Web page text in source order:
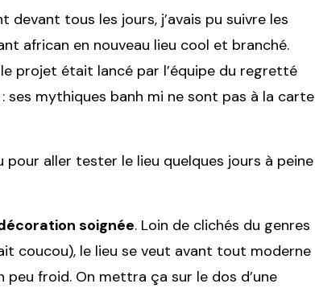
devant tous les jours, j’avais pu suivre les
african en nouveau lieu cool et branché.
projet était lancé par l’équipe du regretté
ses mythiques banh mi ne sont pas à la carte
pour aller tester le lieu quelques jours à peine
soignée. Loin de clichés du genres
coucou), le lieu se veut avant tout moderne
peu froid. On mettra ça sur le dos d’une